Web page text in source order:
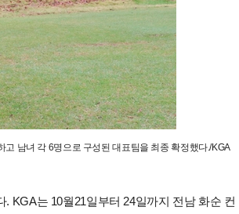
남녀 각 6명으로 구성된 대표팀을 최종 확정했다./KGA
KGA는 10월21일부터 24일까지 전남 화순 컨